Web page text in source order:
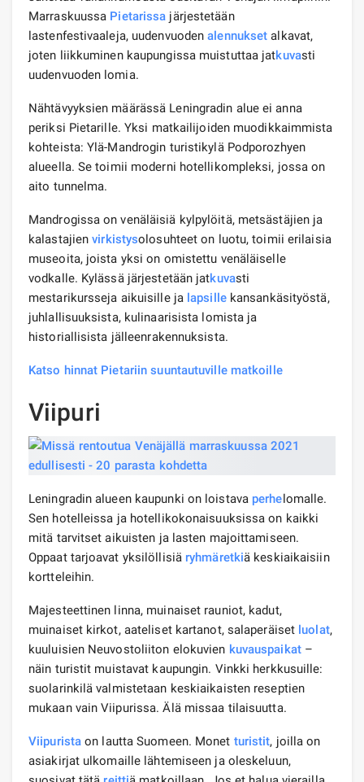
Marraskuussa Pietarissa järjestetään
lastenfestivaaleja, uudenvuodenalennukset alkavat,
joten liikkuminen kaupungissa muistuttaa jatkuvasti
uudenvuoden lomia.
Nähtävyyksien määrässä Leningradin alue ei anna
periksi Pietarille. Yksi matkailijoiden muodikkaimmista
kohteista: Ylä-Mandrogin turistikylä Podporozhyen
alueella. Se toimii moderni hotellikompleksi, jossa on
aito tunnelma.
Mandrogissa on venäläisiä kylpylöitä, metsästäjien ja
kalastajienvirkistysolosuhteet on luotu, toimii erilaisia ​​
museoita, joista yksi on omistettu venäläiselle
vodkalle. Kylässä järjestetään jatkuvasti
mestarikursseja aikuisille ja lapsillekansankäsityöstä,
juhlallisuuksista, kulinaarisista lomista ja
historiallisista jälleenrakennuksista.
Katso hinnat Pietariin suuntautuville matkoille
Viipuri
Leningradin alueen kaupunki on loistava perhelomalle.
Sen hotelleissa ja hotellikokonaisuuksissa on kaikki
mitä tarvitset aikuisten ja lasten majoittamiseen.
Oppaat tarjoavat yksilöllisiä ryhmäretkiä keskiaikaisiin
kortteleihin.
Majesteettinen linna, muinaiset rauniot, kadut,
muinaiset kirkot, aateliset kartanot, salaperäiset luolat,
kuuluisien Neuvostoliiton elokuvien kuvauspaikat–
näin turistit muistavat kaupungin. Vinkki herkkusuille:
suolarinkilä valmistetaan keskiaikaisten reseptien
mukaan vain Viipurissa. Älä missaa tilaisuutta.
Viipurista on lautta Suomeen. Monet turistit, joilla on
asiakirjat ulkomaille lähtemiseen ja oleskeluun,